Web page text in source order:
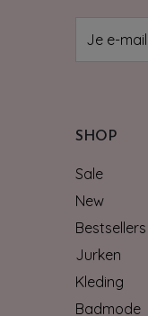
SHOP
Sale
New
Bestsellers
Jurken
Kleding
Badmode